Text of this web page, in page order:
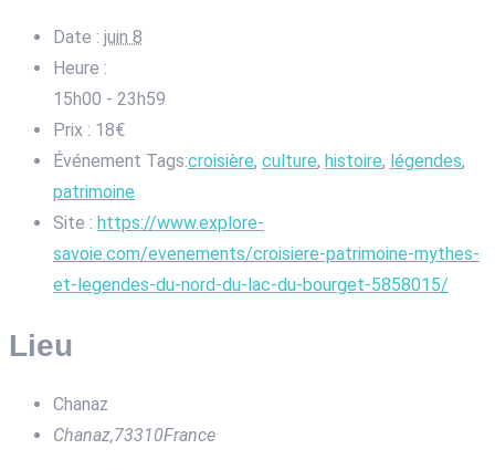
Date : juin 8
Heure :
15h00 - 23h59
Prix : 18€
Événement Tags:croisière, culture, histoire, légendes,
patrimoine
Site : https://www.explore-
savoie.com/evenements/croisiere-patrimoine-mythes-
et-legendes-du-nord-du-lac-du-bourget-5858015/
Lieu
Chanaz
Chanaz,73310France